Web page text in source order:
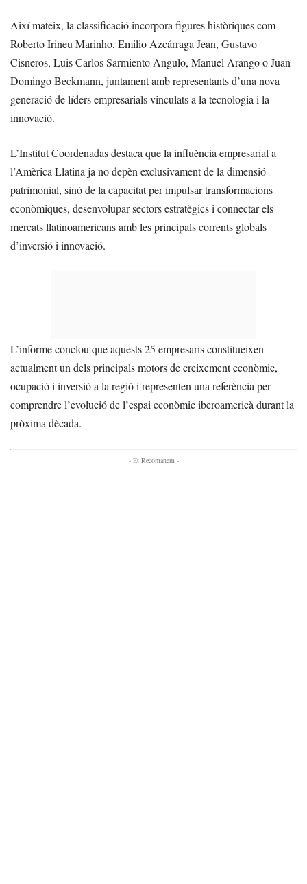
Així mateix, la classificació incorpora figures històriques com
Roberto Irineu Marinho, Emilio Azcárraga Jean, Gustavo
Cisneros, Luis Carlos Sarmiento Angulo, Manuel Arango o Juan
Domingo Beckmann, juntament amb representants d’una nova
generació de líders empresarials vinculats a la tecnologia i la
innovació.
L’Institut Coordenadas destaca que la influència empresarial a
l’Amèrica Llatina ja no depèn exclusivament de la dimensió
patrimonial, sinó de la capacitat per impulsar transformacions
econòmiques, desenvolupar sectors estratègics i connectar els
mercats llatinoamericans amb les principals corrents globals
d’inversió i innovació.
L’informe conclou que aquests 25 empresaris constitueixen
actualment un dels principals motors de creixement econòmic,
ocupació i inversió a la regió i representen una referència per
comprendre l’evolució de l’espai econòmic iberoamericà durant la
pròxima dècada.
- Et Recomanem -